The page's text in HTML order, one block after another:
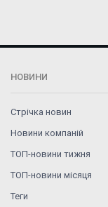
НОВИНИ
Стрічка новин
Новини компаній
ТОП-новини тижня
ТОП-новини місяця
Теги